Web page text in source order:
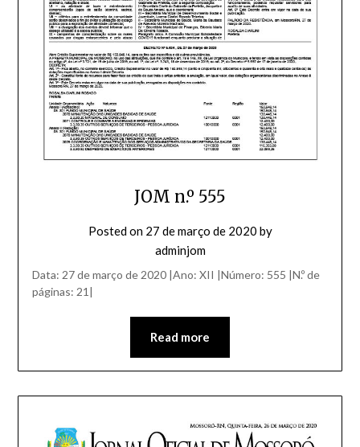
JOM n.º 555
Posted on 27 de março de 2020 by
adminjom
Data: 27 de março de 2020 |Ano: XII |Número: 555 |N.º de
páginas: 21|
Read more